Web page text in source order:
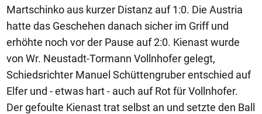
Martschinko aus kurzer Distanz auf 1:0. Die Austria
hatte das Geschehen danach sicher im Griff und
erhöhte noch vor der Pause auf 2:0. Kienast wurde
von Wr. Neustadt-Tormann Vollnhofer gelegt,
Schiedsrichter Manuel Schüttengruber entschied auf
Elfer und - etwas hart - auch auf Rot für Vollnhofer.
Der gefoulte Kienast trat selbst an und setzte den Ball